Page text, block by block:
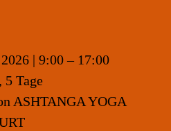
| 9:00 – 17:00
5 Tage
ASHTANGA YOGA